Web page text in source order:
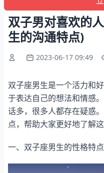
双子男对喜欢的
生的沟通特点)
2023-06-17 09:49
双子座男生是一个活力和
于表达自己的想法和情感
话多，很多人都存在疑惑
点，帮助大家更好地了解
一、双子座男生的性格特点